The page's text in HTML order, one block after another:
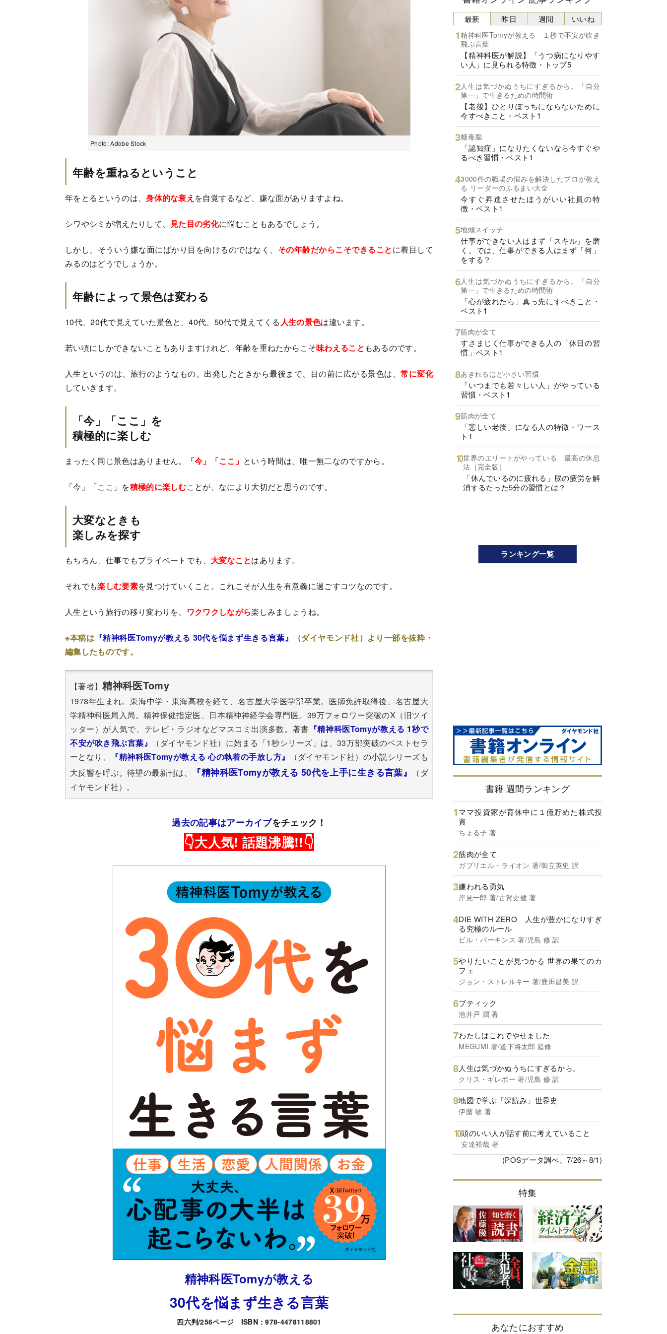
Photo: Adobe Stock
年齢を重ねるということ
年をとるというのは、身体的な衰え を自覚するなど、嫌な面がありますよね。
シワやシミが増えたりして、 見た目の劣化に悩むこともあるでしょう。
しかし、そういう嫌な面にばかり目を向けるのではなく、 その年齢だからこそできることに着目して
みるのはどうでしょうか。
年齢によって景色は変わる
10代、20代で見えていた景色と、40代、50代で見えてくる 人生の景色は違います。
若い頃にしかできないこともありますけれど、年齢を重ねたからこそ味わえること もあるのです。
人生というのは、旅行のようなもの。出発したときから最後まで、目の前に広がる景色は、常に変化
していきます。
「今」「ここ」を
積極的に楽しむ
まったく同じ景色はありません。 「今」「ここ」 という時間は、唯一無二なのですから。
「今」「ここ」を積極的に楽しむことが、なにより大切だと思うのです。
大変なときも
楽しみを探す
もちろん、仕事でもプライベートでも、 大変なことはあります。
それでも楽しむ要素を見つけていくこと。これこそが人生を有意義に過ごすコツなのです。
人生という旅行の移り変わりを、 ワクワクしながら楽しみましょうね。
※本稿は 『精神科医Tomyが教える 30代を悩まず生きる言葉』 （ダイヤモンド社） より一部を抜粋・
編集したものです。
【著者】精神科医Tomy
1978年生まれ。東海中学・東海高校を経て、名古屋大学医学部卒業。医師免許取得後、名古屋大
学精神科医局入局。精神保健指定医、日本精神神経学会専門医。39万フォロワー突破のX（旧ツイ
ッター）が人気で、テレビ・ラジオなどマスコミ出演多数。著書 『精神科医Tomyが教える 1秒で
不安が吹き飛ぶ言葉』
（ダイヤモンド社）に始まる「1秒シリーズ」は、33万部突破のベストセラ
ーとなり、
『精神科医Tomyが教える 心の執着の手放し方』
（ダイヤモンド社）の小説シリーズも
大反響を呼ぶ。待望の最新刊は、
『精神科医Tomyが教える 50代を上手に生きる言葉』
（ダ
イヤモンド社）。
過去の記事はアーカイブをチェック！
👇大人気! 話題沸騰!!👇
精神科医Tomyが教える
30代を悩まず生きる言葉
四六判/256ページ ISBN：978-4478118801
最新
精神科医Tomyが教える １秒で不安が吹き
飛ぶ言葉
【精神科医が解説】「うつ病になりやす
い人」に見られる特徴・トップ5
人生は気づかぬうちにすぎるから。「自分
第一」で生きるための時間術
【老後】ひとりぼっちにならないために
今すべきこと・ベスト1
糖毒脳
「認知症」になりたくないなら今すぐや
るべき習慣・ベスト1
3000件の職場の悩みを解決したプロが教え
る リーダーのふるまい大全
今すぐ昇進させたほうがいい社員の特
徴・ベスト1
地頭スイッチ
仕事ができない人はまず「スキル」を磨
く。では、仕事ができる人はまず「何」
をする？
人生は気づかぬうちにすぎるから。「自分
第一」で生きるための時間術
「心が疲れたら」真っ先にすべきこと・
ベスト1
筋肉が全て
すさまじく仕事ができる人の「休日の習
慣」ベスト1
あきれるほど小さい習慣
「いつまでも若々しい人」がやっている
習慣・ベスト1
筋肉が全て
「悲しい老後」になる人の特徴・ワース
ト1
世界のエリートがやっている 最高の休息
法［完全版］
「休んでいるのに疲れる」脳の疲労を解
消するたった5分の習慣とは？
昨日 週間 いいね
ランキング一覧
書籍 週間ランキング
ママ投資家が育休中に１億貯めた株式投
資
ちょる子 著
筋肉が全て
ガブリエル・ライオン 著/御立英史 訳
嫌われる勇気
岸見一郎 著/古賀史健 著
DIE WITH ZERO 人生が豊かになりすぎ
る究極のルール
ビル・パーキンス 著/児島 修 訳
やりたいことが見つかる 世界の果てのカ
フェ
ジョン・ストレルキー 著/鹿田昌美 訳
ブティック
池井戸 潤 著
わたしはこれでやせました
MEGUMI 著/道下将太郎 監修
人生は気づかぬうちにすぎるから。
クリス・ギレボー 著/児島 修 訳
地図で学ぶ「深読み」世界史
伊藤 敏 著
頭のいい人が話す前に考えていること
安達裕哉 著
(POSデータ調べ、7/26～8/1)
特集
あなたにおすすめ